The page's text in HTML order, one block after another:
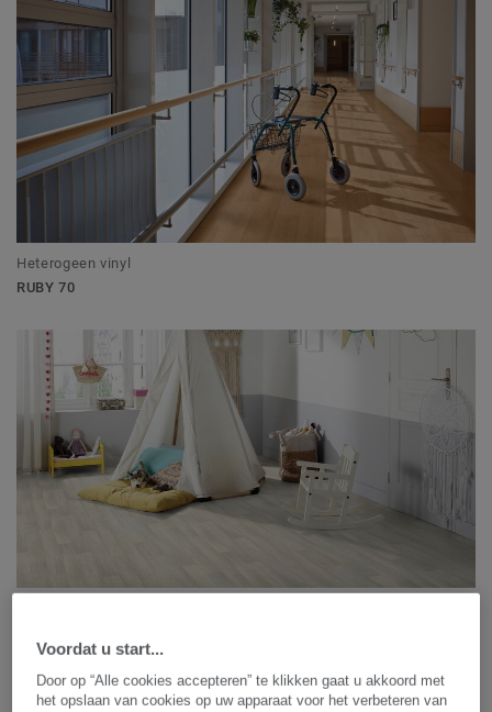
Heterogeen vinyl
RUBY 70
Voordat u start...
Door op “Alle cookies accepteren” te klikken gaat u akkoord met
het opslaan van cookies op uw apparaat voor het verbeteren van